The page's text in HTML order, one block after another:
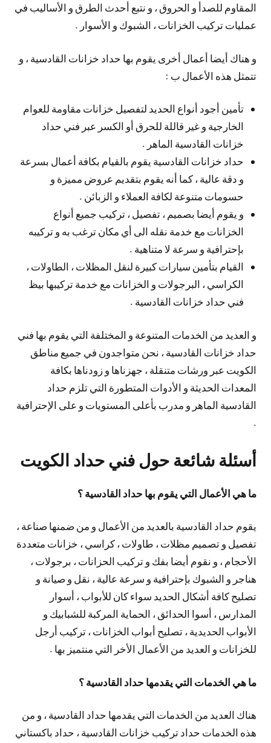
المقاوم للصدأ و الحروق ، و نتبع أحدث الطرق و الأساليب في
عمليات تركيب الخزانات ، الشبوك و الأسوار .
و هناك أيضا أعمال أخرى يقوم بها حداد خزانات القادسية ، و
تتمثل هذه الأعمال ب :
تأمين أجود أنواع الحديد لتفصيل خزانات مقاومة للعوام
الخارجية و غير قاللة للحرق أو الكسر عبر فني حداد
خزانات القادسية الماهر .
حداد خزانات القادسية يقوم بالقيام بكافة أعمال بسرعة
و دقة عالية ، كما أنه يقوم بتقديم عروض مميزة و
حسومات متنوعة لكافة العملاء و الزبائن .
و يقوم أيضا بصميم ، تفصيل ، تركيب جميع أنواع
الخزانات مع خدمة نقله الى أي مكان ترغب به و تركيبه
بإحترافية و سرعة لا متناهية .
القيام بتأمين سيارات كبيرة لنقل المظلات ، الطاولات ،
الكراسي ، البرجولات و الخزانات مع خدمة تركيبها بيظ
فني حداد خزانات القادسية .
و العديد من الخدمات المتنوعة و المختلفة التي يقوم بها فني
حداد خزانات القادسية ، نحن متواجدون في جميع مناطق
الكويت عبر ورشات متنقلة ، جهزناها و زودناها بكافة
المعدات الحديثة و الأدوات المتطورة التي تلزم حداد
القادسية الماهر و مدرب بأعلى المستويات و على الإحترافية
.
أسئلة شائعة حول فني حداد الكويت
ما هي الأعمال التي يقوم بها حداد القادسية ؟
يقوم حداد القادسية بالعديد من الأعمال و من ضمنها صناعة ،
تفصيل و تصميم مظلات ، طاولات ، كراسي ، خزانات متعددة
الأحجام ، و نقوم أيضا بفك و تركيب الحزانات ، برجولات ،
هناجر و الشبوك بإحترافية و سرعة عالية ، نقل و صيانة و
تصليح كافة أشكال الحديد سواء كان للأبواب ، أسوار
المدارس ، أسوا الحدائق ، الحماية المركبة للشبابيك و
الأبواب الحديدية ، تصليح أبواب الخزانات ، تركيب أرجل
للخزانات و العديد من الأعمال الأخر التي منتميز بها .
ما هي الخدمات التي يقدمها حداد القادسية ؟
هناك العديد من الخدمات التي يقدمها حداد القادسية ، و من
هذه الخدمات حداد تركيب خزانات القادسية ، حداد باكستاني